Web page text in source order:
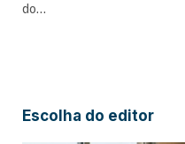
do…
Escolha do editor